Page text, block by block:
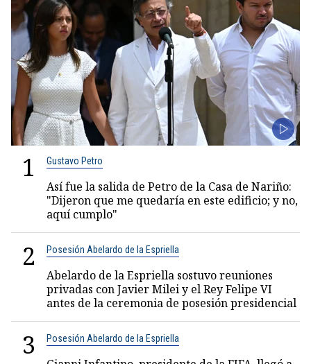
1 Gustavo Petro
Así fue la salida de Petro de la Casa de Nariño:
"Dijeron que me quedaría en este edificio; y no,
aquí cumplo"
2 Posesión Abelardo de la Espriella
Abelardo de la Espriella sostuvo reuniones
privadas con Javier Milei y el Rey Felipe VI
antes de la ceremonia de posesión presidencial
3 Posesión Abelardo de la Espriella